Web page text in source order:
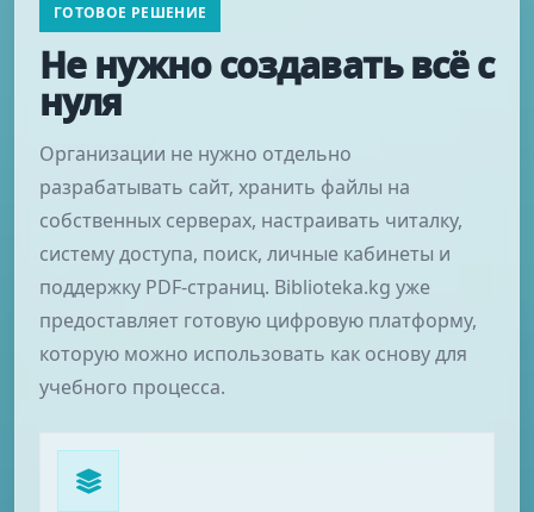
ГОТОВОЕ РЕШЕНИЕ
Не нужно создавать всё с
нуля
Организации не нужно отдельно
разрабатывать сайт, хранить файлы на
собственных серверах, настраивать читалку,
систему доступа, поиск, личные кабинеты и
поддержку PDF-страниц. Biblioteka.kg уже
предоставляет готовую цифровую платформу,
которую можно использовать как основу для
учебного процесса.